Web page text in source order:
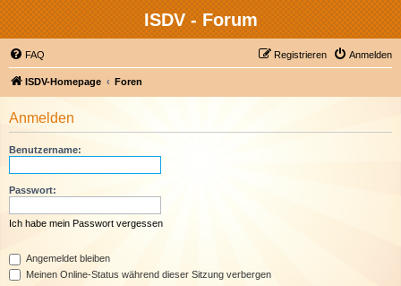
ISDV - Forum
FAQ Anmelden
Registrieren
ISDV-Homepage Foren
Anmelden
Benutzername:
Passwort:
Ich habe mein Passwort vergessen
Angemeldet bleiben
Meinen Online-Status während dieser Sitzung verbergen